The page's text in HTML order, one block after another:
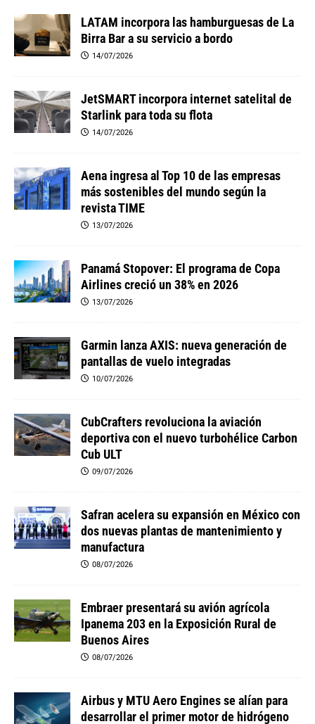
LATAM incorpora las hamburguesas de La
Birra Bar a su servicio a bordo
14/07/2026
JetSMART incorpora internet satelital de
Starlink para toda su flota
14/07/2026
Aena ingresa al Top 10 de las empresas
más sostenibles del mundo según la
revista TIME
13/07/2026
Panamá Stopover: El programa de Copa
Airlines creció un 38% en 2026
13/07/2026
Garmin lanza AXIS: nueva generación de
pantallas de vuelo integradas
10/07/2026
CubCrafters revoluciona la aviación
deportiva con el nuevo turbohélice Carbon
Cub ULT
09/07/2026
Safran acelera su expansión en México con
dos nuevas plantas de mantenimiento y
manufactura
08/07/2026
Embraer presentará su avión agrícola
Ipanema 203 en la Exposición Rural de
Buenos Aires
08/07/2026
Airbus y MTU Aero Engines se alían para
desarrollar el primer motor de hidrógeno